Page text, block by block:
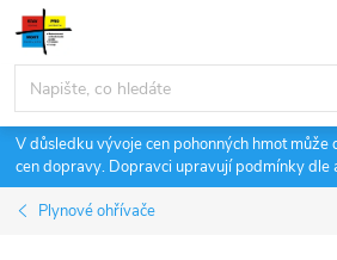
Přejít
obsah
V důsledku vývoje cen pohonných hmot může
cen dopravy. Dopravci upravují podmínky dle
Plynové ohřívače